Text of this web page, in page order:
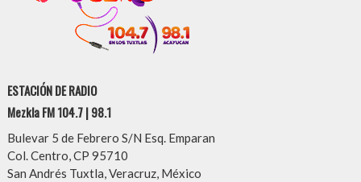
ESTACIÓN DE RADIO
Mezkla FM 104.7 | 98.1
Bulevar 5 de Febrero S/N Esq. Emparan
Col. Centro, CP 95710
San Andrés Tuxtla, Veracruz, México